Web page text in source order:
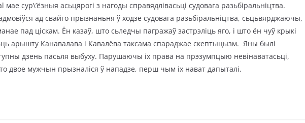
сур\’ёзныя асьцярогі з нагоды справядлівасьці судовага разьбіральніцтва.
ад свайго прызнаньня ў ходзе судовага разьбіральніцтва, сьцьвярджаючы,
пад ціскам. Ён казаў, што сьледчы пагражаў застрэліць яго, і што ён чуў крыкі
арышту Канавалава і Кавалёва таксама спараджае скептыцызм. Яны былі
дзень пасьля выбуху. Парушаючы іх права на прэзумпцыю невінаватасьці,
двое мужчын прызналіся ў нападзе, перш чым іх нават дапыталі.